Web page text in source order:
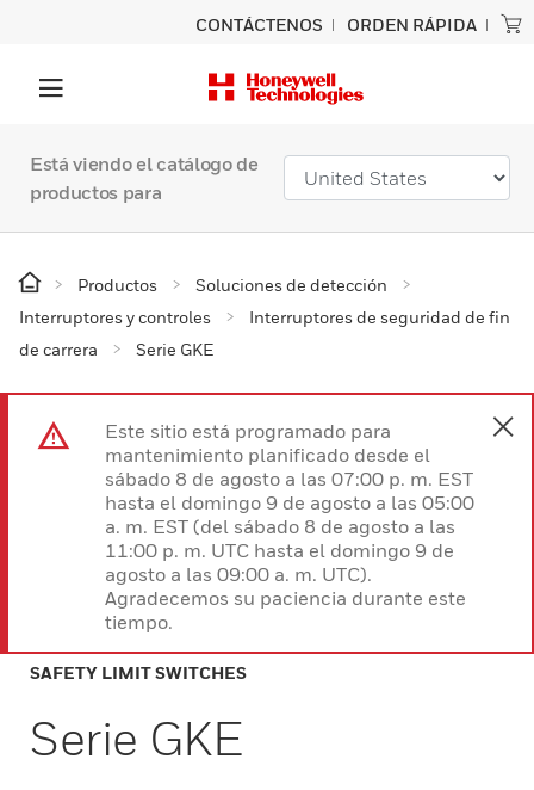
CONTÁCTENOS ORDEN RÁPIDA
Está viendo el catálogo de
productos para
Productos
Soluciones de detección
Interruptores y controles
Interruptores de seguridad de fin
de carrera
Serie GKE
Este sitio está programado para
mantenimiento planificado desde el
sábado 8 de agosto a las 07:00 p. m. EST
hasta el domingo 9 de agosto a las 05:00
a. m. EST (del sábado 8 de agosto a las
11:00 p. m. UTC hasta el domingo 9 de
agosto a las 09:00 a. m. UTC).
Agradecemos su paciencia durante este
tiempo.
SAFETY LIMIT SWITCHES
Serie GKE